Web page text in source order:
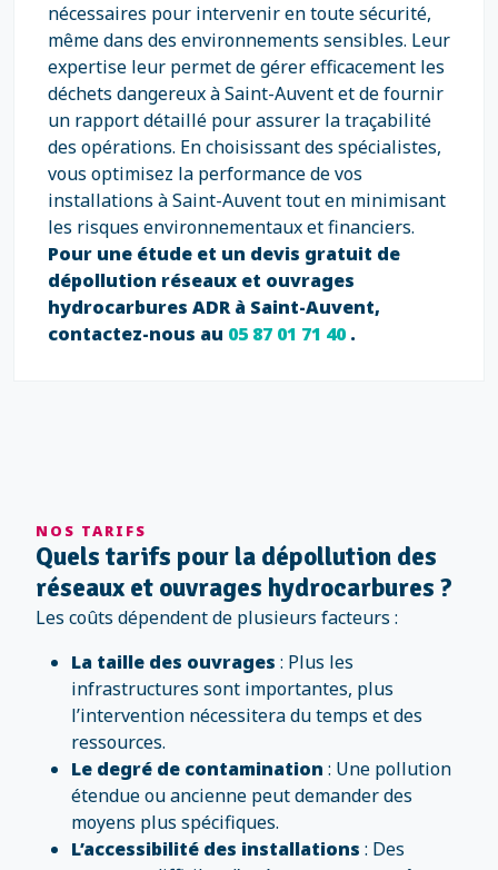
nécessaires pour intervenir en toute sécurité,
même dans des environnements sensibles. Leur
expertise leur permet de gérer efficacement les
déchets dangereux à Saint-Auvent et de fournir
un rapport détaillé pour assurer la traçabilité
des opérations. En choisissant des spécialistes,
vous optimisez la performance de vos
installations à Saint-Auvent tout en minimisant
les risques environnementaux et financiers.
Pour une étude et un devis gratuit de
dépollution réseaux et ouvrages
hydrocarbures ADR à Saint-Auvent,
contactez-nous au 05 87 01 71 40.
NOS TARIFS
Quels tarifs pour la dépollution des
réseaux et ouvrages hydrocarbures ?
Les coûts dépendent de plusieurs facteurs :
La taille des ouvrages : Plus les
infrastructures sont importantes, plus
l’intervention nécessitera du temps et des
ressources.
Le degré de contamination : Une pollution
étendue ou ancienne peut demander des
moyens plus spécifiques.
L’accessibilité des installations : Des